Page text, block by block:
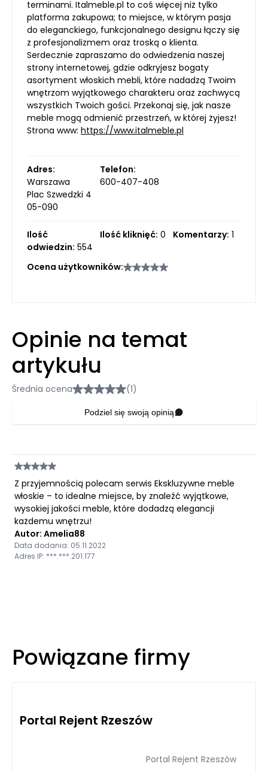
terminami. Italmeble.pl to coś więcej niż tylko
platforma zakupowa; to miejsce, w którym pasja
do eleganckiego, funkcjonalnego designu łączy się
z profesjonalizmem oraz troską o klienta.
Serdecznie zapraszamo do odwiedzenia naszej
strony internetowej, gdzie odkryjesz bogaty
asortyment włoskich mebli, które nadadzą Twoim
wnętrzom wyjątkowego charakteru oraz zachwycą
wszystkich Twoich gości. Przekonaj się, jak nasze
meble mogą odmienić przestrzeń, w której żyjesz!
Strona www: https://www.italmeble.pl
Adres:
Warszawa
Plac Szwedzki 4
05-090
Telefon:
600-407-408
Ilość
odwiedzin: 554
Ilość kliknięć: 0 Komentarzy: 1
Ocena użytkowników:
Opinie na temat
artykułu
Średnia ocena (1)
Podziel się swoją opinią
Z przyjemnością polecam serwis Ekskluzywne meble
włoskie – to idealne miejsce, by znaleźć wyjątkowe,
wysokiej jakości meble, które dodadzą elegancji
każdemu wnętrzu!
Autor: Amelia88
Data dodania: 05.11.2022
Adres IP: ***.***.201.177
Powiązane firmy
Portal Rejent Rzeszów
Portal Rejent Rzeszów